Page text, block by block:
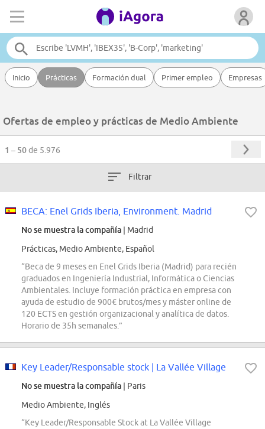
Inicio Prácticas Formación dual Primer empleo Empresas
Ofertas de empleo y prácticas de Medio Ambiente
1 – 50de 5.976
Filtrar
BECA: Enel Grids Iberia, Environment. Madrid
No se muestra la compañía | Madrid
Prácticas, Medio Ambiente, Español
“Beca de 9 meses en Enel Grids Iberia (Madrid) para recién
graduados en Ingeniería Industrial, Informática o Ciencias
Ambientales. Incluye formación práctica en empresa con
ayuda de estudio de 900€ brutos/mes y máster online de
120 ECTS en gestión organizacional y analítica de datos.
Horario de 35h semanales.”
Key Leader/Responsable stock | La Vallée Village
No se muestra la compañía | Paris
Medio Ambiente, Inglés
“Key Leader/Responsable Stock at La Vallée Village